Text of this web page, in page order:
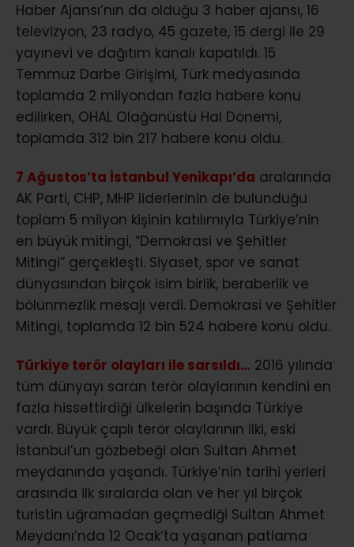
Haber Ajansı’nın da olduğu 3 haber ajansı, 16
televizyon, 23 radyo, 45 gazete, 15 dergi ile 29
yayınevi ve dağıtım kanalı kapatıldı. 15
Temmuz Darbe Girişimi, Türk medyasında
toplamda 2 milyondan fazla habere konu
edilirken, OHAL Olağanüstü Hal Dönemi,
toplamda 312 bin 217 habere konu oldu.
7 Ağustos’ta İstanbul Yenikapı’da aralarında
AK Parti, CHP, MHP liderlerinin de bulunduğu
toplam 5 milyon kişinin katılımıyla Türkiye’nin
en büyük mitingi, “Demokrasi ve Şehitler
Mitingi” gerçekleşti. Siyaset, spor ve sanat
dünyasından birçok isim birlik, beraberlik ve
bölünmezlik mesajı verdi. Demokrasi ve Şehitler
Mitingi, toplamda 12 bin 524 habere konu oldu.
Türkiye terör olayları ile sarsıldı… 2016 yılında
tüm dünyayı saran terör olaylarının kendini en
fazla hissettirdiği ülkelerin başında Türkiye
vardı. Büyük çaplı terör olaylarının ilki, eski
İstanbul’un gözbebeği olan Sultan Ahmet
meydanında yaşandı. Türkiye’nin tarihi yerleri
arasında ilk sıralarda olan ve her yıl birçok
turistin uğramadan geçmediği Sultan Ahmet
Meydanı’nda 12 Ocak‘ta yaşanan patlama